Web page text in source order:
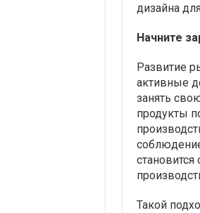
дизайна
Начните
Развитие
активные
занять
продукты
Такой